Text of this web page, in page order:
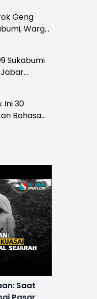
Geng
Warga
Sukabumi
Ciawi-
Ini 30
Bahasa
Saat